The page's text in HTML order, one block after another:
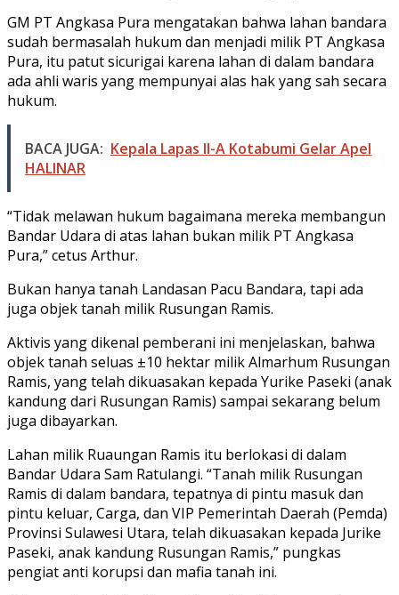
GM PT Angkasa Pura mengatakan bahwa lahan bandara
sudah bermasalah hukum dan menjadi milik PT Angkasa
Pura, itu patut sicurigai karena lahan di dalam bandara
ada ahli waris yang mempunyai alas hak yang sah secara
hukum.
BACA JUGA: Kepala Lapas II-A Kotabumi Gelar Apel
HALINAR
“Tidak melawan hukum bagaimana mereka membangun
Bandar Udara di atas lahan bukan milik PT Angkasa
Pura,” cetus Arthur.
Bukan hanya tanah Landasan Pacu Bandara, tapi ada
juga objek tanah milik Rusungan Ramis.
Aktivis yang dikenal pemberani ini menjelaskan, bahwa
objek tanah seluas ±10 hektar milik Almarhum Rusungan
Ramis, yang telah dikuasakan kepada Yurike Paseki (anak
kandung dari Rusungan Ramis) sampai sekarang belum
juga dibayarkan.
Lahan milik Ruaungan Ramis itu berlokasi di dalam
Bandar Udara Sam Ratulangi. “Tanah milik Rusungan
Ramis di dalam bandara, tepatnya di pintu masuk dan
pintu keluar, Carga, dan VIP Pemerintah Daerah (Pemda)
Provinsi Sulawesi Utara, telah dikuasakan kepada Jurike
Paseki, anak kandung Rusungan Ramis,” pungkas
pengiat anti korupsi dan mafia tanah ini.